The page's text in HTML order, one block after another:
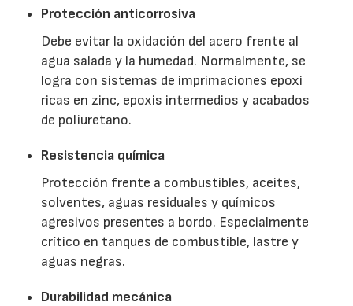
Protección anticorrosiva
Debe evitar la oxidación del acero frente al
agua salada y la humedad. Normalmente, se
logra con sistemas de imprimaciones epoxi
ricas en zinc, epoxis intermedios y acabados
de poliuretano.
Resistencia química
Protección frente a combustibles, aceites,
solventes, aguas residuales y químicos
agresivos presentes a bordo. Especialmente
crítico en tanques de combustible, lastre y
aguas negras.
Durabilidad mecánica